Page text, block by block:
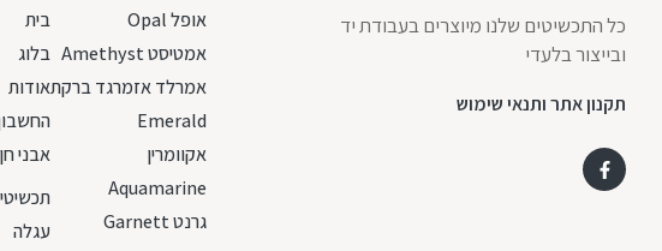
כל התכשיטים שלנו מיוצרים בעבודת יד
ובייצור בלעדי
תקנון אתר ותנאי שימוש
אופל Opal
אמטיסט Amethyst
אמרלד אזמרגד ברקת
Emerald
אקוומרין
Aquamarine
גרנט Garnett
בית
בלוג
אודות
אבני חן
עגלה